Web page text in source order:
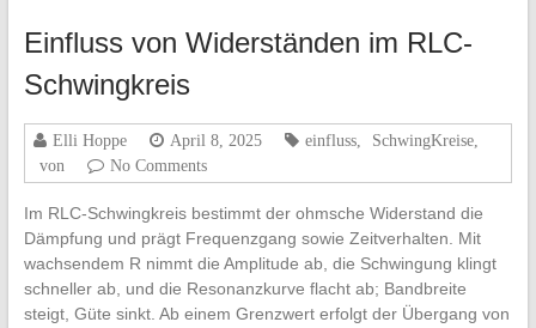
Einfluss von Widerständen im RLC-
Schwingkreis
Elli Hoppe April 8, 2025 einfluss, SchwingKreise,
von
No Comments
Im RLC-Schwingkreis bestimmt der ohmsche Widerstand die
Dämpfung und prägt Frequenzgang sowie Zeitverhalten. Mit
wachsendem R nimmt die Amplitude ab, die Schwingung klingt
schneller ab, und die Resonanzkurve flacht ab; Bandbreite
steigt, Güte sinkt. Ab einem Grenzwert erfolgt der Übergang von